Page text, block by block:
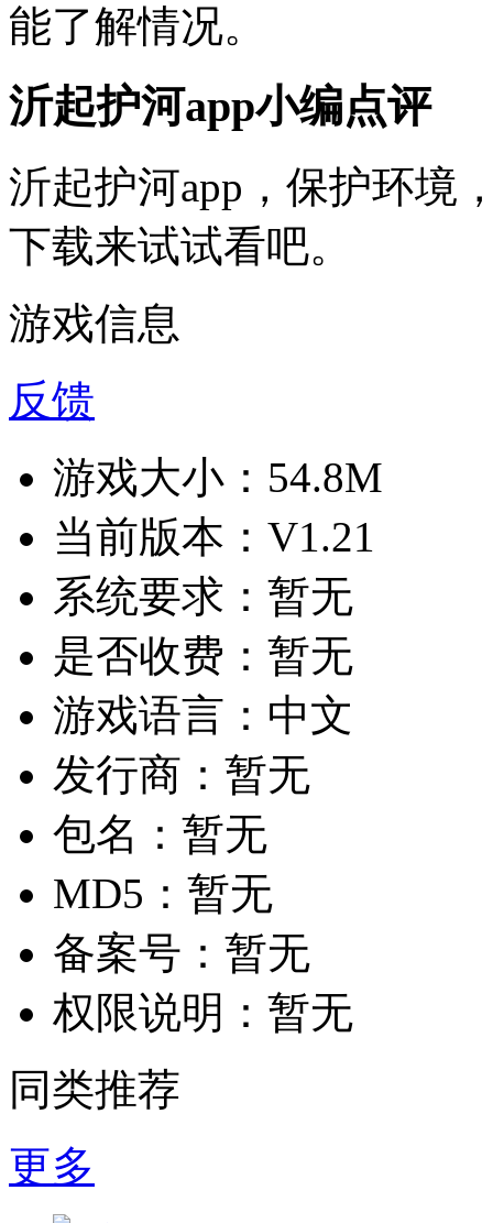
能了解情况。
沂起护河app小编点评
沂起护河app，保护环境
下载来试试看吧。
游戏信息
反馈
游戏大小： 54.8M
当前版本： V1.21
系统要求： 暂无
是否收费： 暂无
游戏语言： 中文
发行商： 暂无
包名： 暂无
MD5： 暂无
备案号： 暂无
权限说明： 暂无
同类推荐
更多